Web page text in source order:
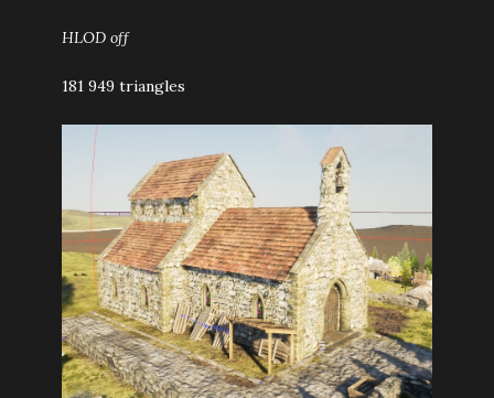
HLOD off
181 949 triangles